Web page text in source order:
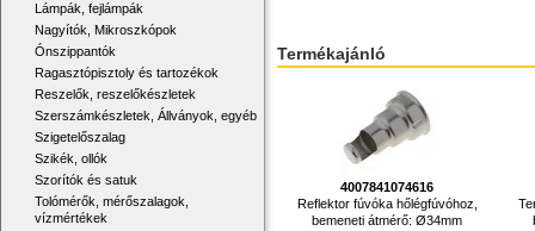
Lámpák, fejlámpák
Nagyítók, Mikroszkópok
Ónszippantók
Ragasztópisztoly és tartozékok
Reszelők, reszelőkészletek
Szerszámkészletek, Állványok, egyéb
Szigetelőszalag
Szikék, ollók
Szorítók és satuk
Tolómérők, mérőszalagok,
vízmértékek
Termékajánló
4007841074616
Reflektor fúvóka hőlégfúvóhoz,
bemeneti átmérő: Ø34mm